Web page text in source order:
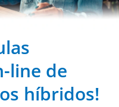
line de
híbridos!